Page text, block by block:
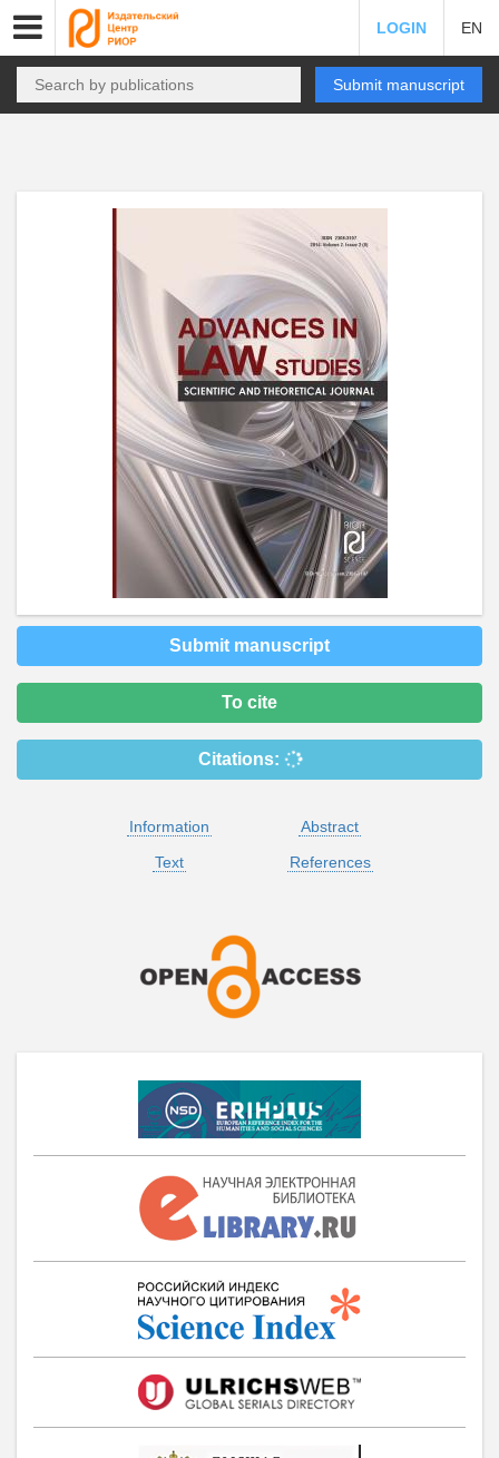
LOGIN EN
Submit manuscript
Submit manuscript
To cite
Citations:
Information
Abstract
Text
References